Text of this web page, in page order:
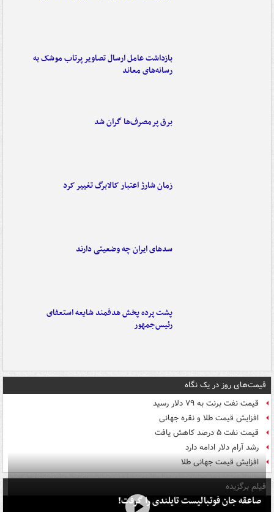
بازداشت عامل ارسال تصاویر پرتاب موشک به
رسانه‌های معاند
برق پرمصرف‌ها گران شد
زمان شارژ اعتبار کالابرگ تغییر کرد
سدهای ایران چه وضعیتی دارند
پشت پرده پخش هدفمند شایعه استعفای
رئیس‌جمهور
قیمت‌های روز در یک نگاه
قیمت نفت برنت به ۷۹ دلار رسید
افزایش قیمت طلا و نقره جهانی
قیمت نفت ۵ درصد کاهش یافت
رشد آرام دلار ادامه دارد
افزایش قیمت جهانی طلا
فیلم برگزیده
صاعقه جان فوتبالیست تایلندی را گرفت!